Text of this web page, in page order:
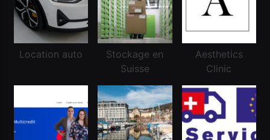
Location auto
Stockage en
Suisse
Aesthetics
Clinic
Financement
Réussir une demande de crédit frontalier
Mars 3, 2026